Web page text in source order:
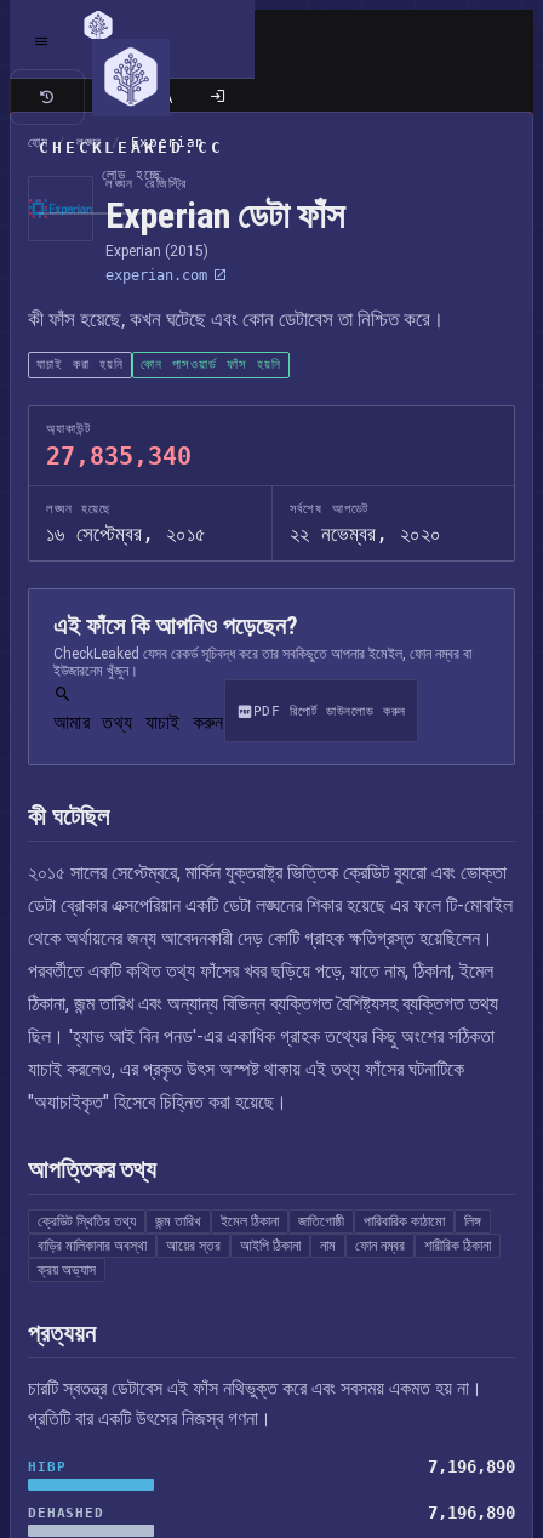
CHECKLEAKED.CC
লোড হচ্ছে
ক্লাসিক সাইট
হোম / লঙ্ঘন / Experian
লঙ্ঘন রেজিস্ট্রি
Experian ডেটা ফাঁস
Experian (2015)
experian.com
কী ফাঁস হয়েছে, কখন ঘটেছে এবং কোন ডেটাবেস তা নিশ্চিত করে।
যাচাই করা হয়নি কোন পাসওয়ার্ড ফাঁস হয়নি
অ্যাকাউন্ট
27,835,340
লঙ্ঘন হয়েছে
১৬ সেপ্টেম্বর, ২০১৫
সর্বশেষ আপডেট
২২ নভেম্বর, ২০২০
এই ফাঁসে কি আপনিও পড়েছেন?
CheckLeaked যেসব রেকর্ড সূচিবদ্ধ করে তার সবকিছুতে আপনার ইমেইল, ফোন নম্বর বা
ইউজারনেম খুঁজুন।
আমার তথ্য যাচাই করুন PDF রিপোর্ট ডাউনলোড করুন
কী ঘটেছিল
২০১৫ সালের সেপ্টেম্বরে, মার্কিন যুক্তরাষ্ট্র ভিত্তিক ক্রেডিট ব্যুরো এবং ভোক্তা
ডেটা ব্রোকার এক্সপেরিয়ান একটি ডেটা লঙ্ঘনের শিকার হয়েছে এর ফলে টি-মোবাইল
থেকে অর্থায়নের জন্য আবেদনকারী দেড় কোটি গ্রাহক ক্ষতিগ্রস্ত হয়েছিলেন।
পরবর্তীতে একটি কথিত তথ্য ফাঁসের খবর ছড়িয়ে পড়ে, যাতে নাম, ঠিকানা, ইমেল
ঠিকানা, জন্ম তারিখ এবং অন্যান্য বিভিন্ন ব্যক্তিগত বৈশিষ্ট্যসহ ব্যক্তিগত তথ্য
ছিল। 'হ্যাভ আই বিন পনড'-এর একাধিক গ্রাহক তথ্যের কিছু অংশের সঠিকতা
যাচাই করলেও, এর প্রকৃত উৎস অস্পষ্ট থাকায় এই তথ্য ফাঁসের ঘটনাটিকে
"অযাচাইকৃত" হিসেবে চিহ্নিত করা হয়েছে।
আপত্তিকর তথ্য
ক্রেডিট স্থিতির তথ্য জন্ম তারিখ ইমেল ঠিকানা জাতিগোষ্ঠী পারিবারিক কাঠামো
লিঙ্গ
বাড়ির মালিকানার অবস্থা
আয়ের স্তর আইপি ঠিকানা নাম ফোন নম্বর
শারীরিক ঠিকানা
ক্রয় অভ্যাস
প্রত্যয়ন
চারটি স্বতন্ত্র ডেটাবেস এই ফাঁস নথিভুক্ত করে এবং সবসময় একমত হয় না।
প্রতিটি বার একটি উৎসের নিজস্ব গণনা।
HIBP 7,196,890
DEHASHED 7,196,890